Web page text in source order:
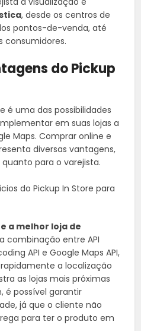
, desde os centros de
pontos-de-venda, até
consumidores.
do Pickup
é uma das possibilidades
em suas lojas a
Maps. Comprar online e
diversas vantagens,
para o varejista.
do Pickup In Store para
a melhor loja de
combinação entre API
API e Google Maps API,
a localização
as lojas mais próximas
é possível garantir
já que o cliente não
para ter o produto em